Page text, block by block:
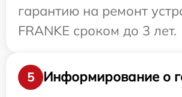
гарантию на ремонт
FRANKE сроком до 3 лет.
5
Информирование о